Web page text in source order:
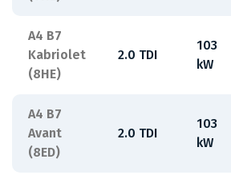
A4 B7
Kabriolet
(8HE)
2.0 TDI
103
kW
A4 B7
Avant
(8ED)
2.0 TDI
103
kW